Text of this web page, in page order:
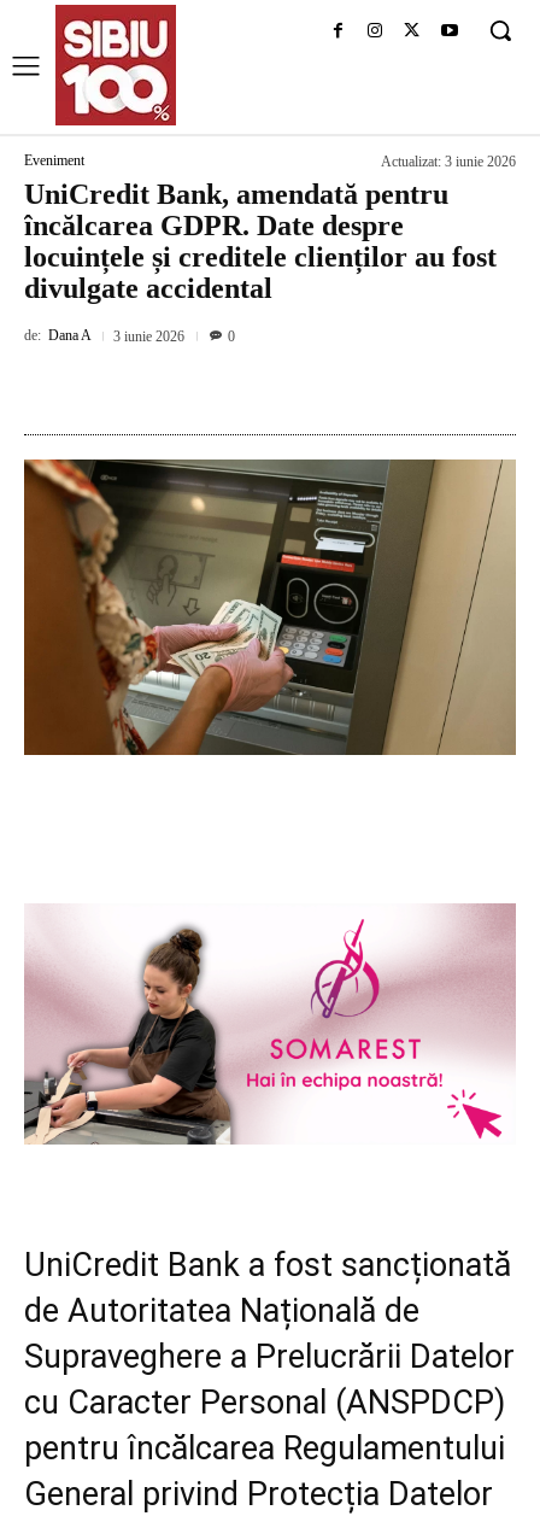
Eveniment Actualizat: 3 iunie 2026
UniCredit Bank, amendată pentru
încălcarea GDPR. Date despre
locuințele și creditele clienților au fost
divulgate accidental
de: Dana A 3 iunie 2026 0
UniCredit Bank a fost sancționată
de Autoritatea Națională de
Supraveghere a Prelucrării Datelor
cu Caracter Personal (ANSPDCP)
pentru încălcarea Regulamentului
General privind Protecția Datelor